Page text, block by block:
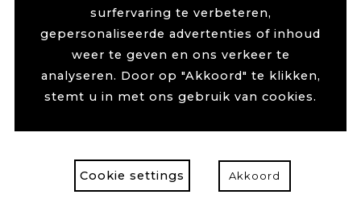
surfervaring te verbeteren,
gepersonaliseerde advertenties of inhoud
weer te geven en ons verkeer te
analyseren. Door op "Akkoord" te klikken,
stemt u in met ons gebruik van cookies.
Cookie settings Akkoord